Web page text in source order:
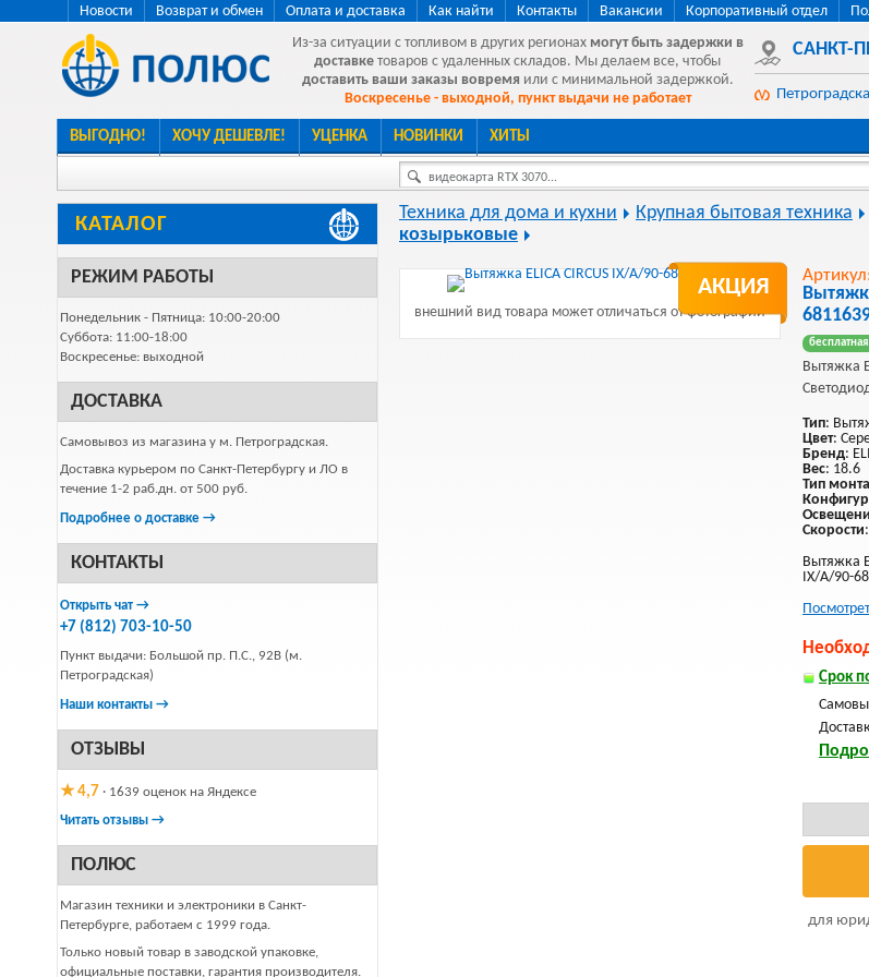
Новости Возврат и обмен Оплата и доставка Как найти Контакты Вакансии Корпоративный отдел
Из-за ситуации с топливом в других регионах могут быть задержки в
доставке товаров с удаленных складов. Мы делаем все, чтобы
доставить ваши заказы вовремя или с минимальной задержкой.
Воскресенье - выходной, пункт выдачи не работает
САНКТ-
ВЫГОДНО! ХОЧУ ДЕШЕВЛЕ! УЦЕНКА НОВИНКИ ХИТЫ
видеокарта RTX 3070...
КАТАЛОГ
РЕЖИМ РАБОТЫ
Понедельник - Пятница: 10:00-20:00
Суббота: 11:00-18:00
Воскресенье: выходной
ДОСТАВКА
Самовывоз из магазина у м. Петроградская.
Доставка курьером по Санкт-Петербургу и ЛО в
течение 1-2 раб.дн. от 500 руб.
Подробнее о доставке →
КОНТАКТЫ
Открыть чат →
+7 (812) 703-10-50
Пункт выдачи: Большой пр. П.С., 92В (м.
Петроградская)
Наши контакты →
ОТЗЫВЫ
★ 4,7 · 1639 оценок на Яндексе
Читать отзывы →
ПОЛЮС
Магазин техники и электроники в Санкт-
Петербурге, работаем с 1999 года.
Только новый товар в заводской упаковке,
официальные поставки, гарантия производителя.
Техника для дома и кухни Крупная бытовая техника
козырьковые
АКЦИЯ
внешний вид товара может отличаться от фотографии
бесплатная
Вытяжка
Тип:
Цвет:
Бренд:
Вес: 18.6
Тип
Скорости
Вытяжка
IX/A/90-
Срок
для